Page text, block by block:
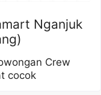
Nganjuk
Crew
cocok